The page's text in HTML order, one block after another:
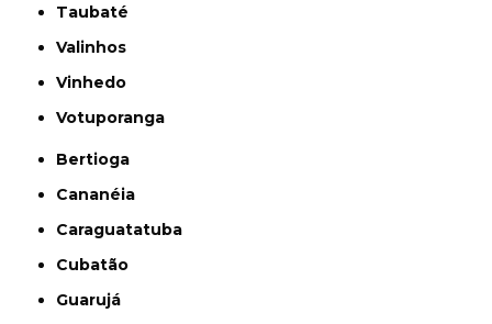
Taubaté
Valinhos
Vinhedo
Votuporanga
Bertioga
Cananéia
Caraguatatuba
Cubatão
Guarujá